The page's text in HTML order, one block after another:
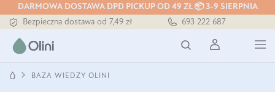
DARMOWA DOSTAWA DPD PICKUP OD 49 ZŁ 📦 3-9 SIERPNIA
Bezpieczna dostawa od 7,49 zł
Darmowa dostawa od 199 zł
693 222 687
BAZA WIEDZY OLINI